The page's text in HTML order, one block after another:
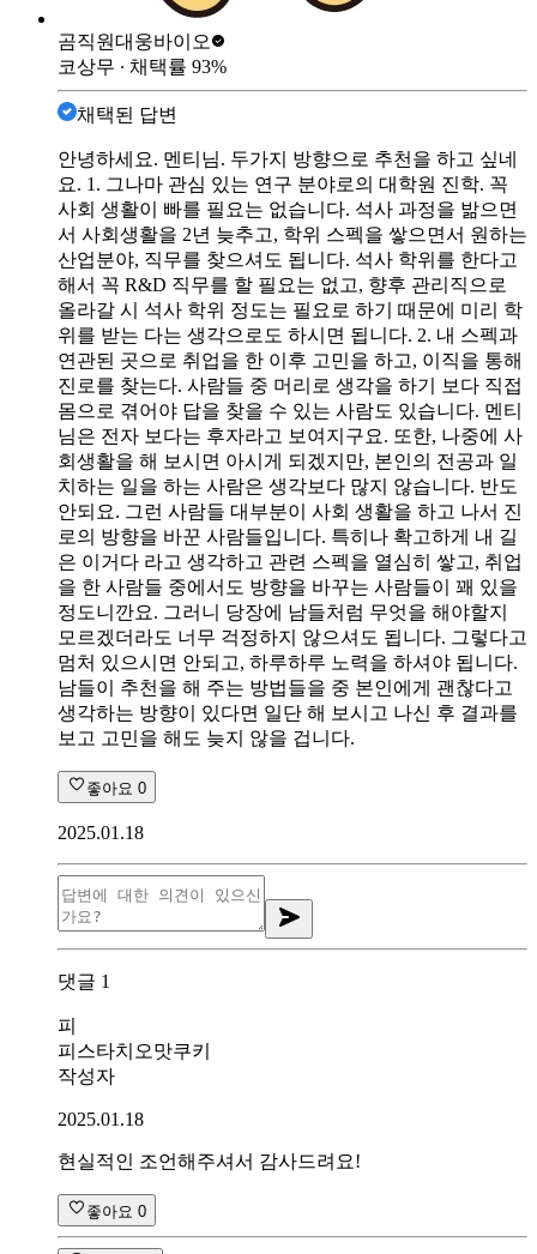
곰직원대웅바이오
코상무 ∙ 채택률 93%
채택된 답변
안녕하세요. 멘티님. 두가지 방향으로 추천을 하고 싶네
요. 1. 그나마 관심 있는 연구 분야로의 대학원 진학. 꼭
사회 생활이 빠를 필요는 없습니다. 석사 과정을 밞으면
서 사회생활을 2년 늦추고, 학위 스펙을 쌓으면서 원하는
산업분야, 직무를 찾으셔도 됩니다. 석사 학위를 한다고
해서 꼭 R&D 직무를 할 필요는 없고, 향후 관리직으로
올라갈 시 석사 학위 정도는 필요로 하기 때문에 미리 학
위를 받는 다는 생각으로도 하시면 됩니다. 2. 내 스펙과
연관된 곳으로 취업을 한 이후 고민을 하고, 이직을 통해
진로를 찾는다. 사람들 중 머리로 생각을 하기 보다 직접
몸으로 겪어야 답을 찾을 수 있는 사람도 있습니다. 멘티
님은 전자 보다는 후자라고 보여지구요. 또한, 나중에 사
회생활을 해 보시면 아시게 되겠지만, 본인의 전공과 일
치하는 일을 하는 사람은 생각보다 많지 않습니다. 반도
안되요. 그런 사람들 대부분이 사회 생활을 하고 나서 진
로의 방향을 바꾼 사람들입니다. 특히나 확고하게 내 길
은 이거다 라고 생각하고 관련 스펙을 열심히 쌓고, 취업
을 한 사람들 중에서도 방향을 바꾸는 사람들이 꽤 있을
정도니깐요. 그러니 당장에 남들처럼 무엇을 해야할지
모르겠더라도 너무 걱정하지 않으셔도 됩니다. 그렇다고
멈처 있으시면 안되고, 하루하루 노력을 하셔야 됩니다.
남들이 추천을 해 주는 방법들을 중 본인에게 괜찮다고
생각하는 방향이 있다면 일단 해 보시고 나신 후 결과를
보고 고민을 해도 늦지 않을 겁니다.
좋아요 0
2025.01.18
댓글 1
피
피스타치오맛쿠키
작성자
2025.01.18
현실적인 조언해주셔서 감사드려요!
좋아요 0